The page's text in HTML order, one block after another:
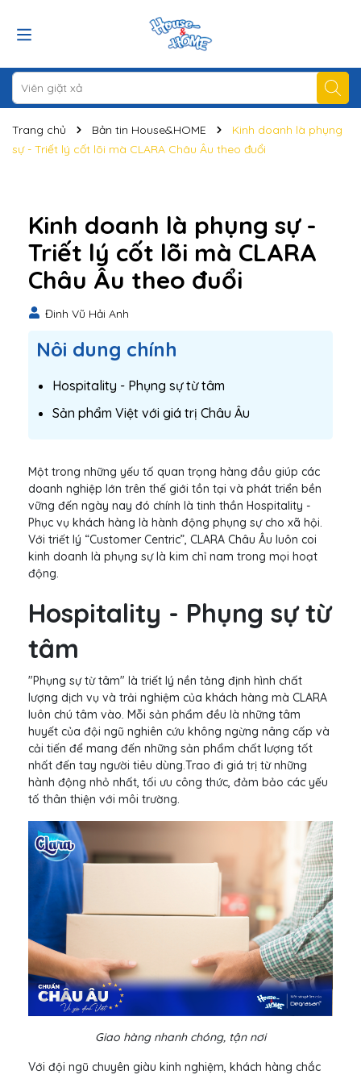
Trang chủ Bản tin House&HOME
Kinh doanh là phụng
sự - Triết lý cốt lõi mà CLARA Châu Âu theo đuổi
Kinh doanh là phụng sự -
Triết lý cốt lõi mà CLARA
Châu Âu theo đuổi
Đinh Vũ Hải Anh
Nôi dung chính
Hospitality - Phụng sự từ tâm
Sản phẩm Việt với giá trị Châu Âu
Một trong những yếu tố quan trọng hàng đầu giúp các
doanh nghiệp lớn trên thế giới tồn tại và phát triển bền
vững đến ngày nay đó chính là tinh thần Hospitality -
Phục vụ khách hàng là hành động phụng sự cho xã hội.
Với triết lý “Customer Centric”, CLARA Châu Âu luôn coi
kinh doanh là phụng sự là kim chỉ nam trong mọi hoạt
động.
Hospitality - Phụng sự từ
tâm
"Phụng sự từ tâm" là triết lý nền tảng định hình chất
lượng dịch vụ và trải nghiệm của khách hàng mà CLARA
luôn chú tâm vào. Mỗi sản phẩm đều là những tâm
huyết của đội ngũ nghiên cứu không ngừng nâng cấp và
cải tiến để mang đến những sản phẩm chất lượng tốt
nhất đến tay người tiêu dùng.Trao đi giá trị từ những
hành động nhỏ nhất, tối ưu công thức, đảm bảo các yếu
tố thân thiện với môi trường.
Giao hàng nhanh chóng, tận nơi
Với đội ngũ chuyên giàu kinh nghiệm, khách hàng chắc